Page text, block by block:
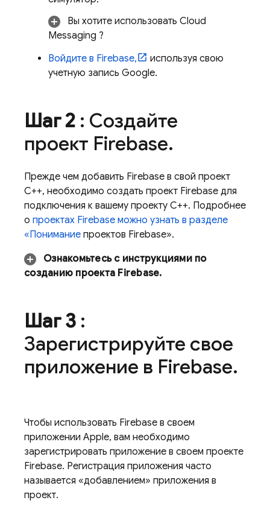
Вы хотите использовать Cloud
Messaging ?
Войдите в Firebase,
используя свою
учетную запись Google.
Шаг 2 : Создайте
проект Firebase.
Прежде чем добавить Firebase в свой проект
C++, необходимо создать проект Firebase для
подключения к вашему проекту C++. Подробнее
о проектах Firebase можно узнать в разделе
«Понимание проектов Firebase».
Ознакомьтесь с инструкциями по
созданию проекта Firebase.
Шаг 3 :
Зарегистрируйте свое
приложение в Firebase.
Чтобы использовать Firebase в своем
приложении Apple, вам необходимо
зарегистрировать приложение в своем проекте
Firebase. Регистрация приложения часто
называется «добавлением» приложения в
проект.